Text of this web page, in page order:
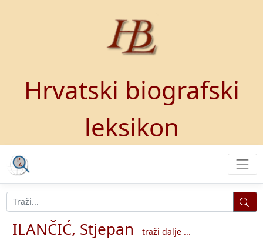
Hrvatski biografski
leksikon
ILANČIĆ, Stjepan
traži dalje ...